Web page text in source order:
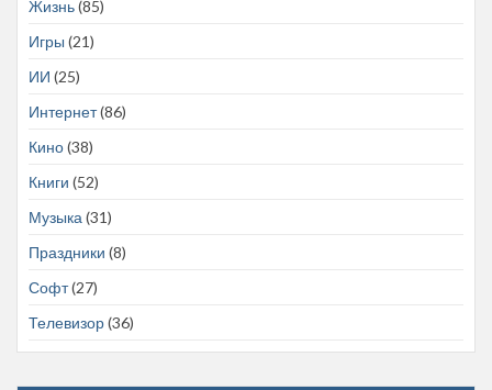
Жизнь(85)
Игры (21)
ИИ (25)
Интернет(86)
Кино(38)
Книги (52)
Музыка(31)
Праздники (8)
Софт(27)
Телевизор(36)